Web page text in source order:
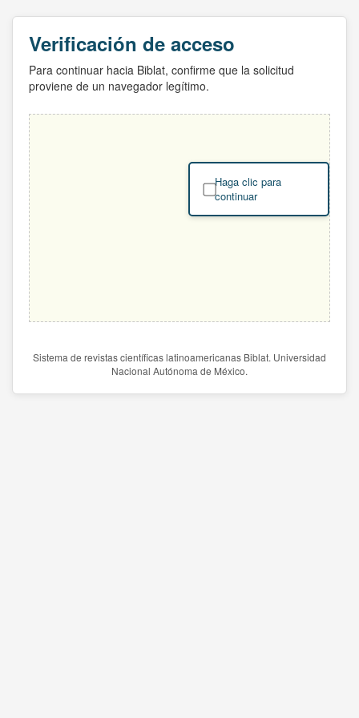
Verificación de acceso
Para continuar hacia Biblat, confirme que la solicitud
proviene de un navegador legítimo.
Haga clic para
continuar
Sistema de revistas científicas latinoamericanas Biblat. Universidad
Nacional Autónoma de México.